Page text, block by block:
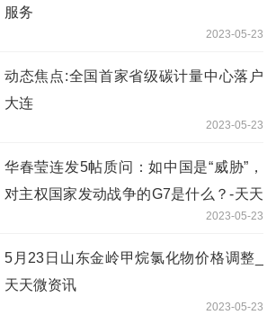
服务
2023-05-23
动态焦点:全国首家省级碳计量中心落户
大连
2023-05-23
华春莹连发5帖质问：如中国是“威胁”，
对主权国家发动战争的G7是什么？-天天
2023-05-23
5月23日山东金岭甲烷氯化物价格调整_
天天微资讯
2023-05-23